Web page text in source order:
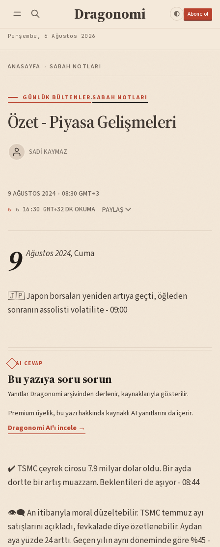
Dragonomi Abone ol
Perşembe, 6 Ağustos 2026
ANASAYFA › SABAH NOTLARI
GÜNLÜK BÜLTENLER·SABAH NOTLARI
Özet - Piyasa Gelişmeleri
SADI KAYMAZ
9 AĞUSTOS 2024 08:30 GMT+3
↻ 16:30 GMT+32 DK OKUMA PAYLAŞ
9 Ağustos 2024,Cuma
🇯🇵 Japon borsaları yeniden artıya geçti, öğleden
sonranın assolisti volatilite - 09:00
AI CEVAP
Bu yazıya soru sorun
Yanıtlar Dragonomi arşivinden derlenir, kaynaklarıyla gösterilir.
Premium üyelik, bu yazı hakkında kaynaklı AI yanıtlarını da içerir.
Dragonomi AI'ı incele →
✔️ TSMC çeyrek cirosu 7.9 milyar dolar oldu. Bir ayda
dörtte bir artış muazzam. Beklentileri de aşıyor - 08:44
👁️‍🗨️ An itibarıyla moral düzeltebilir. TSMC temmuz ayı
satışlarını açıkladı, fevkalade diye özetlenebilir. Aydan
aya yüzde 24 arttı. Geçen yılın aynı döneminde göre %45 -